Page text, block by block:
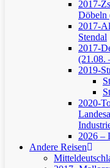
2017-
Döbeln
2017-
Stendal
2017-
(21.08.
2019-
2020-
2026 –
Andere Reisen